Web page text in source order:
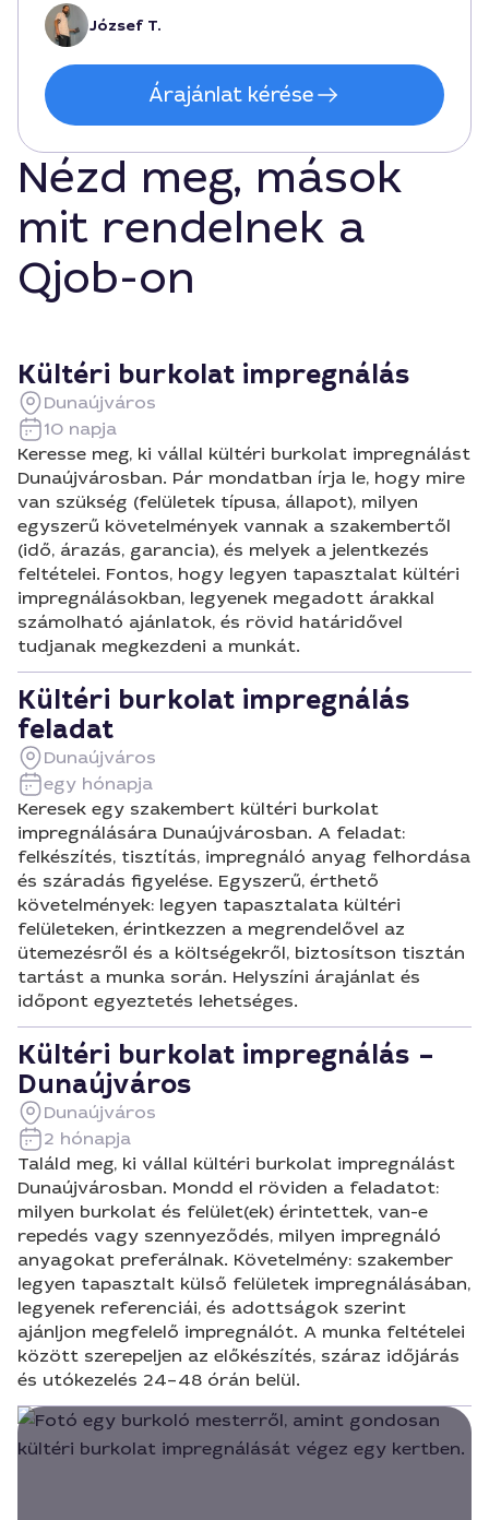
számára Dunaújvárosban.
József T.
Árajánlat kérése
Nézd meg, mások
mit rendelnek a
Qjob-on
Kültéri burkolat impregnálás
Dunaújváros
10 napja
Keresse meg, ki vállal kültéri burkolat impregnálást
Dunaújvárosban. Pár mondatban írja le, hogy mire
van szükség (felületek típusa, állapot), milyen
egyszerű követelmények vannak a szakembertől
(idő, árazás, garancia), és melyek a jelentkezés
feltételei. Fontos, hogy legyen tapasztalat kültéri
impregnálásokban, legyenek megadott árakkal
számolható ajánlatok, és rövid határidővel
tudjanak megkezdeni a munkát.
Kültéri burkolat impregnálás
feladat
Dunaújváros
egy hónapja
Keresek egy szakembert kültéri burkolat
impregnálására Dunaújvárosban. A feladat:
felkészítés, tisztítás, impregnáló anyag felhordása
és száradás figyelése. Egyszerű, érthető
követelmények: legyen tapasztalata kültéri
felületeken, érintkezzen a megrendelővel az
ütemezésről és a költségekről, biztosítson tisztán
tartást a munka során. Helyszíni árajánlat és
időpont egyeztetés lehetséges.
Kültéri burkolat impregnálás –
Dunaújváros
Dunaújváros
2 hónapja
Találd meg, ki vállal kültéri burkolat impregnálást
Dunaújvárosban. Mondd el röviden a feladatot:
milyen burkolat és felület(ek) érintettek, van-e
repedés vagy szennyeződés, milyen impregnáló
anyagokat preferálnak. Követelmény: szakember
legyen tapasztalt külső felületek impregnálásában,
legyenek referenciái, és adottságok szerint
ajánljon megfelelő impregnálót. A munka feltételei
között szerepeljen az előkészítés, száraz időjárás
és utókezelés 24–48 órán belül.